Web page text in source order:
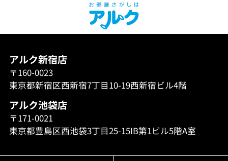
アルク新宿店
〒160-0023
東京都新宿区西新宿7丁目10-19西新宿ビル4階
アルク池袋店
〒171-0021
東京都豊島区西池袋3丁目25-15IB第1ビル5階A室